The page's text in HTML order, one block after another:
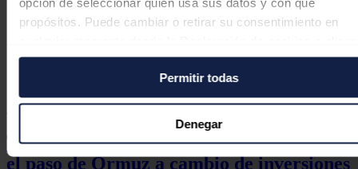
propósitos. Puede cambiar o retirar su consentimiento en
en el Menú de consentimiento.
Si lo permite, también quisiéramos:
Recopilar información sobre su ubicación geográfica
puede tener una precisión de varios metros
Identificar su dispositivo analizándolo activamente
Permitir todas
Denegar
Política energética
Trump aparca la tasa del 20% por cruzar
el paso de Ormuz a cambio de inversiones